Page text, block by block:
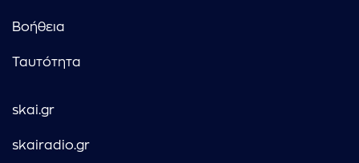
Βοήθεια
Ταυτότητα
skai.gr
skairadio.gr